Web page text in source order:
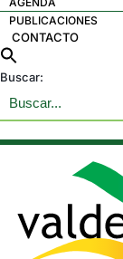
PUBLICACIONES
CONTACTO
Buscar: